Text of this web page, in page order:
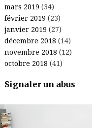
mars 2019 (34)
février 2019 (23)
janvier 2019 (27)
décembre 2018 (14)
novembre 2018 (12)
octobre 2018 (41)
Signaler un abus
.
.